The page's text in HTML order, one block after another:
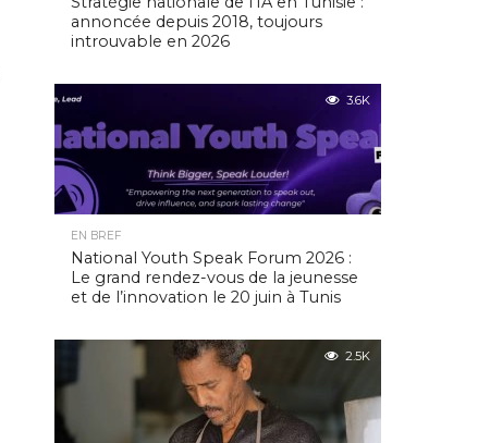
annoncée depuis 2018, toujours
introuvable en 2026
3.6K
EN BREF
National Youth Speak Forum 2026 :
Le grand rendez-vous de la jeunesse
et de l’innovation le 20 juin à Tunis
2.5K